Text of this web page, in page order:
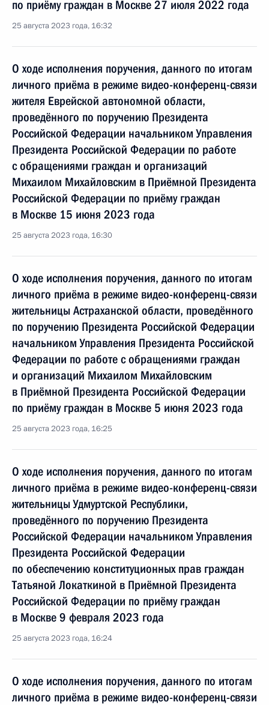
по приёму граждан в Москве 27 июля 2022 года
25 августа 2023 года, 16:32
О ходе исполнения поручения, данного по итогам
личного приёма в режиме видео-конференц-связи
жителя Еврейской автономной области,
проведённого по поручению Президента
Российской Федерации начальником Управления
Президента Российской Федерации по работе
с обращениями граждан и организаций
Михаилом Михайловским в Приёмной Президента
Российской Федерации по приёму граждан
в Москве 15 июня 2023 года
25 августа 2023 года, 16:30
О ходе исполнения поручения, данного по итогам
личного приёма в режиме видео-конференц-связи
жительницы Астраханской области, проведённого
по поручению Президента Российской Федерации
начальником Управления Президента Российской
Федерации по работе с обращениями граждан
и организаций Михаилом Михайловским
в Приёмной Президента Российской Федерации
по приёму граждан в Москве 5 июня 2023 года
25 августа 2023 года, 16:25
О ходе исполнения поручения, данного по итогам
личного приёма в режиме видео-конференц-связи
жительницы Удмуртской Республики,
проведённого по поручению Президента
Российской Федерации начальником Управления
Президента Российской Федерации
по обеспечению конституционных прав граждан
Татьяной Локаткиной в Приёмной Президента
Российской Федерации по приёму граждан
в Москве 9 февраля 2023 года
25 августа 2023 года, 16:24
О ходе исполнения поручения, данного по итогам
личного приёма в режиме видео-конференц-связи